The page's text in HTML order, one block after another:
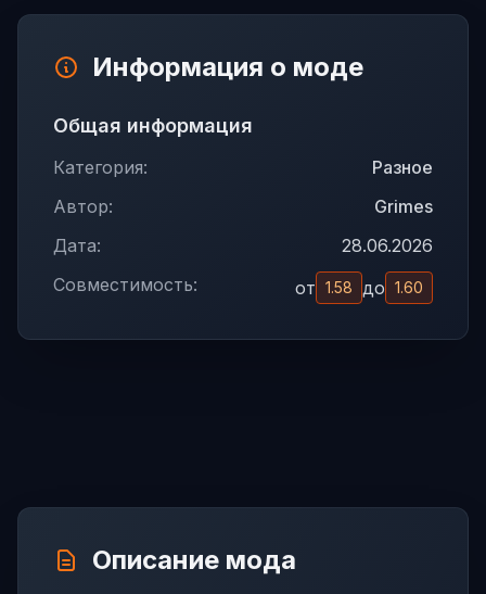
Информация о моде
Общая информация
Категория:
Разное
Автор:
Grimes
Дата:
28.06.2026
Совместимость:
от 1.58 до 1.60
Описание мода